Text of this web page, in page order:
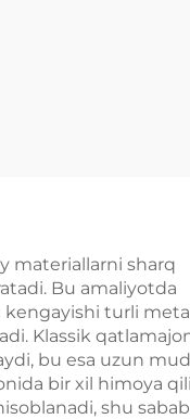
materiallarni sharq
Bu amaliyotda
kengayishi turli
Klassik
bu esa uzun
bir xil himoya
shu